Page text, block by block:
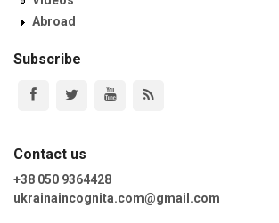
Abroad
Subscribe
Contact us
+38 050 9364428
ukrainaincognita.com@gmail.com